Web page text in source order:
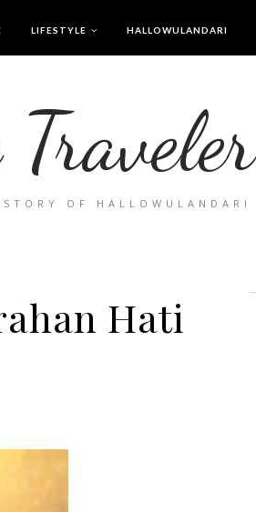
LIFESTYLE HALLOWULANDARI
OF HALLOWULANDARI
Hati